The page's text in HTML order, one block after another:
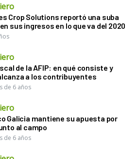
Crop Solutions reportó una suba
sus ingresos en lo que va del 2020
de la AFIP: en qué consiste y
a los contribuyentes
de 6 años
Galicia mantiene su apuesta por
al campo
de 6 años